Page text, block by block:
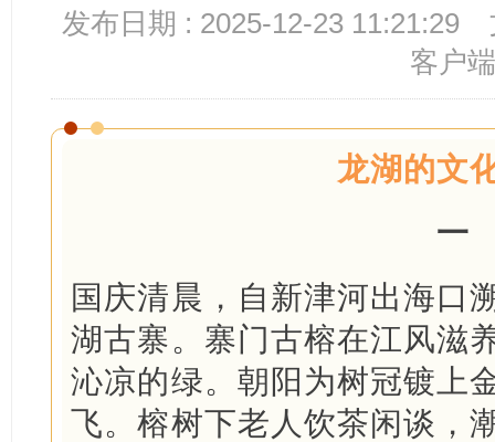
发布日期 : 2025-12-23 11:21:29
客户端
龙湖的文
一
国庆清晨，自新津河出海口
湖古寨。寨门古榕在江风滋
沁凉的绿。朝阳为树冠镀上
飞。榕树下老人饮茶闲谈，